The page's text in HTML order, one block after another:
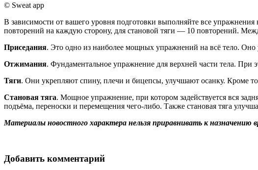
© Sweat app
В зависимости от вашего уровня подготовки выполняйте все
повторений на каждую сторону, для становой тяги — 10 повторений.
Приседания. Это одно из наиболее мощных упражнений на всё тело. Оно
Отжимания. Фундаментальное упражнение для верхней части тела. При
Тяги. Они укрепляют спину, плечи и бицепсы, улучшают осанку. Кроме
Становая тяга. Мощное упражнение, при котором задействуется вся
подъёма, переноски и перемещения чего-либо. Также становая тяга
Материалы новостного характера нельзя приравнивать к
Добавить комментарий